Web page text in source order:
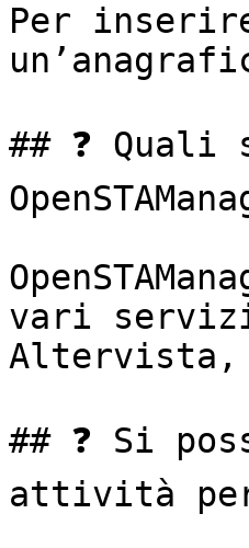
Per
## ❓
vari
Altervista,
## ❓ Si
attività